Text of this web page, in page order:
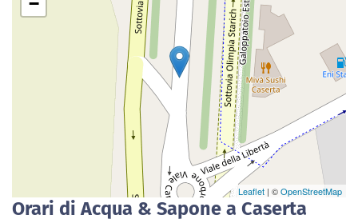
Leaflet | ©OpenStreetMap
Orari di Acqua & Sapone a Caserta